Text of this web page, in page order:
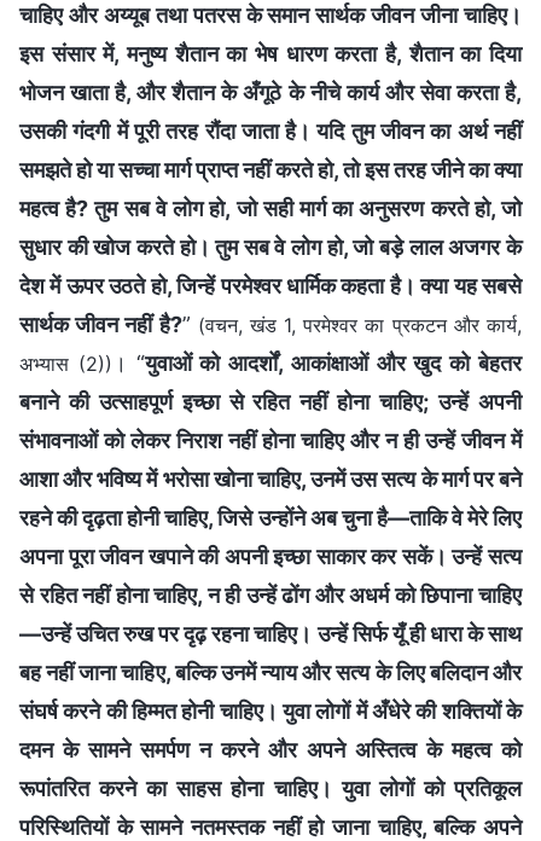
चाहिए और अय्यूब तथा पतरस के समान सार्थक जीवन जीना चाहिए।
इस संसार में, मनुष्य शैतान का भेष धारण करता है, शैतान का दिया
भोजन खाता है, और शैतान के अँगूठे के नीचे कार्य और सेवा करता है,
उसकी गंदगी में पूरी तरह रौंदा जाता है। यदि तुम जीवन का अर्थ नहीं
समझते हो या सच्चा मार्ग प्राप्त नहीं करते हो, तो इस तरह जीने का क्या
महत्व है? तुम सब वे लोग हो, जो सही मार्ग का अनुसरण करते हो, जो
सुधार की खोज करते हो। तुम सब वे लोग हो, जो बड़े लाल अजगर के
देश में ऊपर उठते हो, जिन्हें परमेश्वर धार्मिक कहता है। क्या यह सबसे
सार्थक जीवन नहीं है?” (वचन, खंड 1, परमेश्वर का प्रकटन और कार्य,
अभ्यास (2)) । “युवाओं को आदर्शों, आकांक्षाओं और खुद को बेहतर
बनाने की उत्साहपूर्ण इच्छा से रहित नहीं होना चाहिए; उन्हें अपनी
संभावनाओं को लेकर निराश नहीं होना चाहिए और न ही उन्हें जीवन में
आशा और भविष्य में भरोसा खोना चाहिए, उनमें उस सत्य के मार्ग पर बने
रहने की दृढ़ता होनी चाहिए, जिसे उन्होंने अब चुना है—ताकि वे मेरे लिए
अपना पूरा जीवन खपाने की अपनी इच्छा साकार कर सकें। उन्हें सत्य
से रहित नहीं होना चाहिए, न ही उन्हें ढोंग और अधर्म को छिपाना चाहिए
—उन्हें उचित रुख पर दृढ़ रहना चाहिए। उन्हें सिर्फ यूँ ही धारा के साथ
बह नहीं जाना चाहिए, बल्कि उनमें न्याय और सत्य के लिए बलिदान और
संघर्ष करने की हिम्मत होनी चाहिए। युवा लोगों में अँधेरे की शक्तियों के
दमन के सामने समर्पण न करने और अपने अस्तित्व के महत्व को
रूपांतरित करने का साहस होना चाहिए। युवा लोगों को प्रतिकूल
परिस्थितियों के सामने नतमस्तक नहीं हो जाना चाहिए, बल्कि अपने